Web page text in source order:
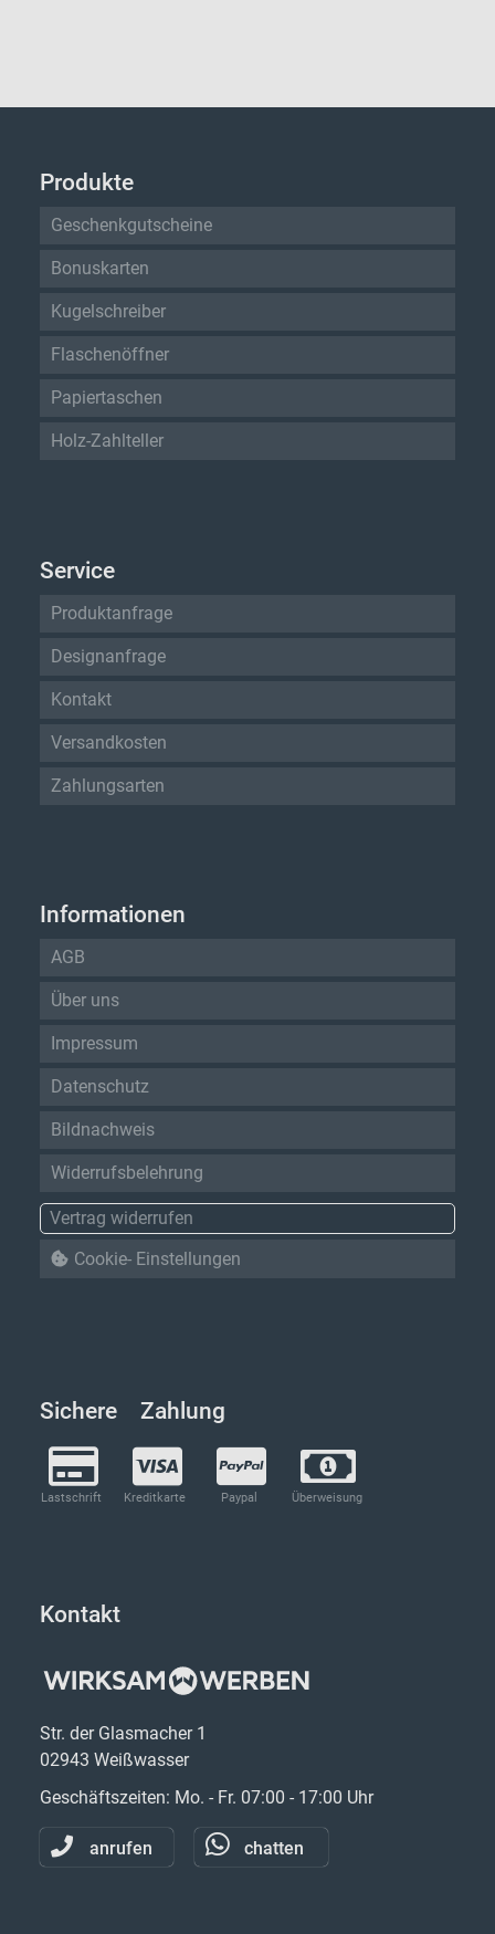
Sichere Zahlung
Lastschrift Kreditkarte Paypal Überweisung
Produkte
Geschenkgutscheine
Bonuskarten
Kugelschreiber
Flaschenöffner
Papiertaschen
Holz-Zahlteller
Service
Produktanfrage
Designanfrage
Kontakt
Versandkosten
Zahlungsarten
Informationen
AGB
Über uns
Impressum
Datenschutz
Bildnachweis
Widerrufsbelehrung
Vertrag widerrufen
Cookie- Einstellungen
Kontakt
Str. der Glasmacher 1
02943 Weißwasser
Geschäftszeiten: Mo. - Fr. 07:00 - 17:00 Uhr
anrufen chatten